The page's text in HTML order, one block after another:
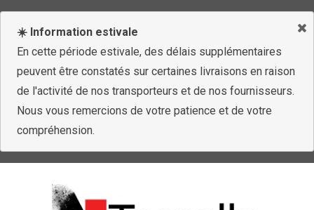
☀️ Information estivale
En cette période estivale, des délais supplémentaires
peuvent être constatés sur certaines livraisons en raison
de l'activité de nos transporteurs et de nos fournisseurs.
Nous vous remercions de votre patience et de votre
compréhension.